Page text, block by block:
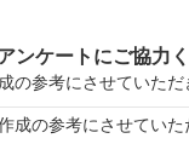
ンケートにご協力く
の参考にさせていただ
成の参考にさせていた